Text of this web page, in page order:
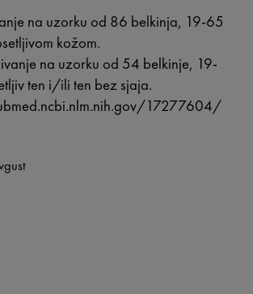
na uzorku od 86 belkinja, 19-65
kožom.
na uzorku od 54 belkinje, 19-
ten i/ili ten bez sjaja.
17277604/